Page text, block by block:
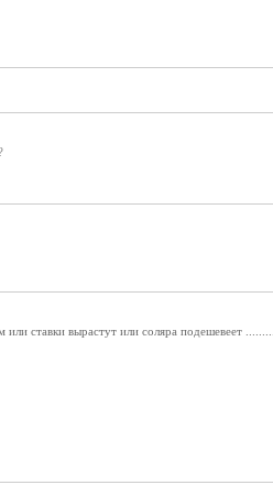
или ставки вырастут или соляра подешевеет .........